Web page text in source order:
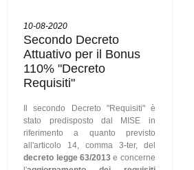
10-08-2020
Secondo Decreto
Attuativo per il Bonus
110% "Decreto
Requisiti"
Il secondo Decreto "Requisiti" è
stato predisposto dal MISE in
riferimento a quanto previsto
all'articolo 14, comma 3-ter, del
decreto legge 63/2013 e concerne